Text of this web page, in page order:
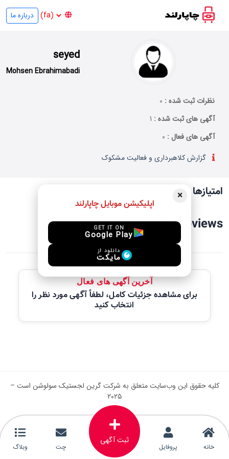
درباره ما
seyed
Mohsen Ebrahimabadi
نظرات ثبت شده : 0
آگهی های ثبت شده : 1
آگهی های فعال : 0
گزارش کلاهبرداری و فعالیت مشکوک
امتیازها و نظرات کاربران
no reviews
آخرین آگهی های فعال
برای مشاهده جزئیات کامل، لطفاً آگهی مورد نظر را
انتخاب کنید
کلیه حقوق این وب‌سایت متعلق به شرکت گرین لجستیک سولوشن است –
۲۰۲۵
خانه پروفایل
ثبت آگهی
چت وبلاگ
×
اپلیکیشن موبایل چاپارلند
GET IT ON
Google Play
دانلود از
مایکت